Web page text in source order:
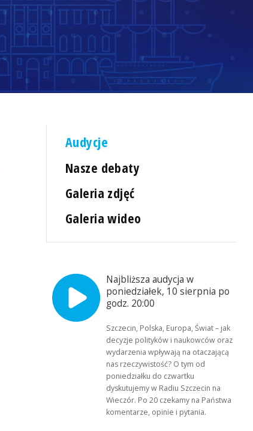
Audycje
Nasze debaty
Galeria zdjęć
Galeria wideo
Najbliższa audycja w
poniedziałek, 10 sierpnia po
godz. 20:00
Szczecin, Polska, Europa, Świat – jak
decyzje polityków i naukowców oraz
wydarzenia wpływają na otaczającą
nas rzeczywistość? O tym od
poniedziałku do czwartku
dyskutujemy w Radiu Szczecin na
Wieczór. Po 20 czekamy na Państwa
komentarze, opinie i pytania.